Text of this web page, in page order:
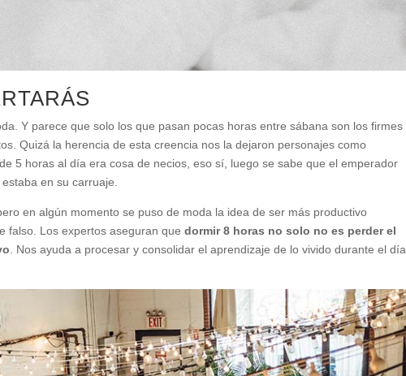
Y parece que solo los que pasan pocas horas entre sábana son los firmes
Quizá la herencia de esta creencia nos la dejaron personajes como
5 horas al día era cosa de necios, eso sí, luego se sabe que el emperador
en su carruaje.
en algún momento se puso de moda la idea de ser más productivo
falso. Los expertos aseguran quedormir 8 horas no solo no es perder el
. Nos ayuda a procesar y consolidar el aprendizaje de lo vivido durante el día